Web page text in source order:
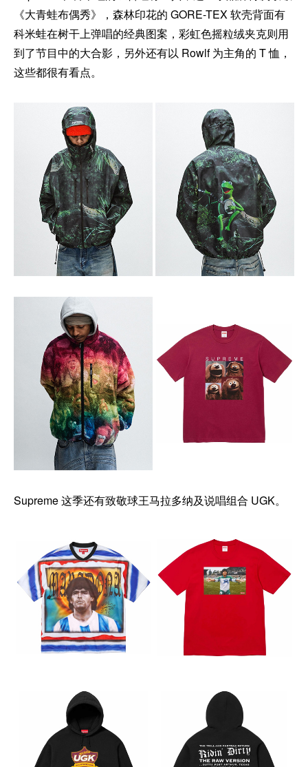
《大青蛙布偶秀》，森林印花的 GORE-TEX 软壳背面有
科米蛙在树干上弹唱的经典图案，彩虹色摇粒绒夹克则用
到了节目中的大合影，另外还有以 Rowlf 为主角的 T 恤，
这些都很有看点。
Supreme 这季还有致敬球王马拉多纳及说唱组合 UGK。